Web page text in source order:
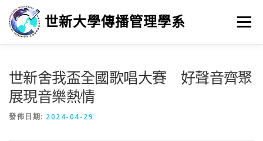
世新大學傳播管理學系 選單
世新舍我盃全國歌唱大賽 好聲音齊聚
展現音樂熱情
發佈日期: 2024-04-29